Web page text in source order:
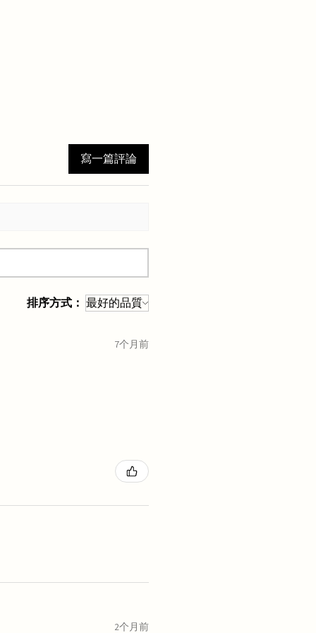
寫一篇評論
排序方式：
7个月前
2个月前